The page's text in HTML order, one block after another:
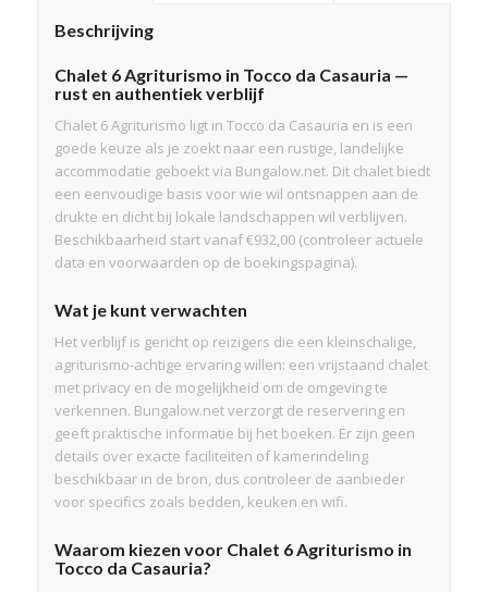
Beschrijving
Chalet 6 Agriturismo in Tocco da Casauria —
rust en authentiek verblijf
Chalet 6 Agriturismo ligt in Tocco da Casauria en is een
goede keuze als je zoekt naar een rustige, landelijke
accommodatie geboekt via Bungalow.net. Dit chalet biedt
een eenvoudige basis voor wie wil ontsnappen aan de
drukte en dicht bij lokale landschappen wil verblijven.
Beschikbaarheid start vanaf €932,00 (controleer actuele
data en voorwaarden op de boekingspagina).
Wat je kunt verwachten
Het verblijf is gericht op reizigers die een kleinschalige,
agriturismo-achtige ervaring willen: een vrijstaand chalet
met privacy en de mogelijkheid om de omgeving te
verkennen. Bungalow.net verzorgt de reservering en
geeft praktische informatie bij het boeken. Er zijn geen
details over exacte faciliteiten of kamerindeling
beschikbaar in de bron, dus controleer de aanbieder
voor specifics zoals bedden, keuken en wifi.
Waarom kiezen voor Chalet 6 Agriturismo in
Tocco da Casauria?